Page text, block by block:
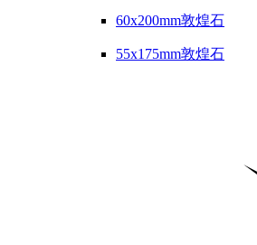
60x200mm敦煌石
55x175mm敦煌石